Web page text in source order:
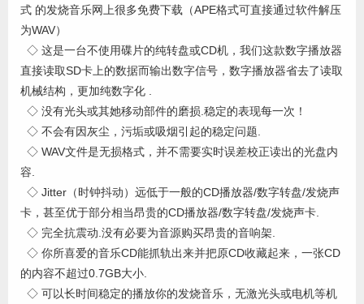
式 的发烧音乐网上很多免费下载（APE格式可直接通过软件解压
为WAV）
◇ 这是一台不使用碟片的纯转盘或CD机，我们这款数字播放器
直接读取SD卡上的数据而输出数字信号，数字播放器省去了读取
机械结构，更加纯数字化 .
◇ 没有光头或其她移动部件的磨损.稳定的表现每一次！
◇ 不会有因灰尘，污垢或吸烟引起的稳定问题.
◇ WAV文件是无损格式，并不需要实时误差校正读出的光盘内
容.
◇ Jitter（时钟抖动）远低于一般的CD播放器/数字转盘/发烧声
卡，甚至优于部分相当昂贵的CD播放器/数字转盘/发烧声卡.
◇ 完全抗震动.没有必要为音源购买昂贵的音响架.
◇ 你所喜爱的音乐CD能抓轨出来并把原CD收藏起来，一张CD
的内容不超过0.7GB大小.
◇ 可以长时间稳定的播放你的发烧音乐，无激光头或电机等机